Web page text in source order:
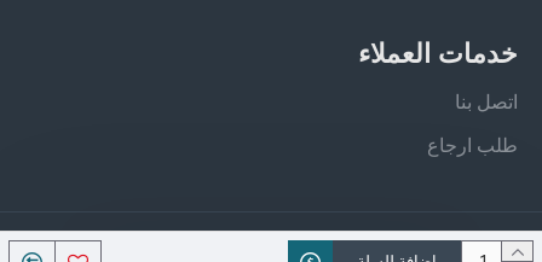
خدمات العملاء
اتصل بنا
طلب ارجاع
جميع الحقوق محفوظة - فيلان ستور